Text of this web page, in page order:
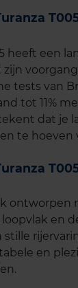
heeft een
tests van
tot 11%
dat je
te hoeven
ontworpen
en
stille
en